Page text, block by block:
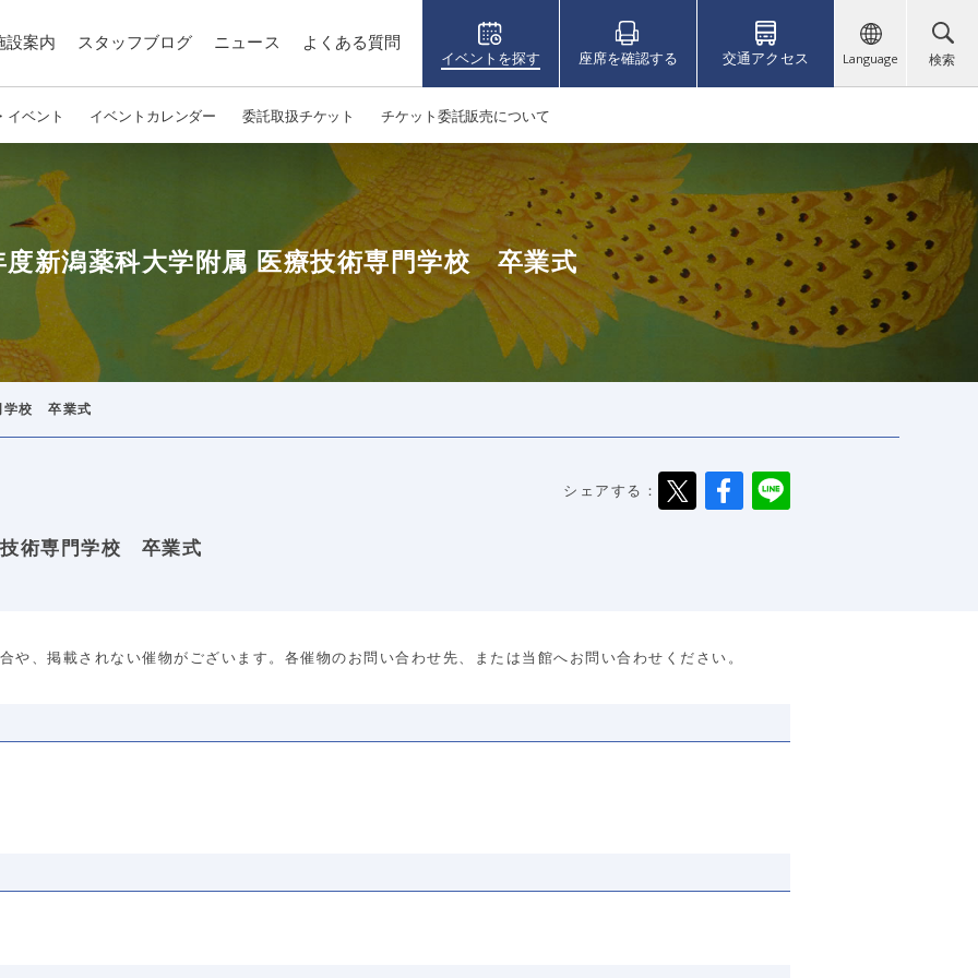
イベント イベントカレンダー 委託取扱チケット チケット委託販売について
設案内 スタッフブログ ニュース よくある質問
イベントを探す 座席を確認する 交通アクセス Language 検索
度新潟薬科大学附属 医療技術専門学校 卒業式
学校 卒業式
術専門学校 卒業式
シェアする：
、掲載されない催物がございます。各催物のお問い合わせ先、または当館へお問い合わせください。